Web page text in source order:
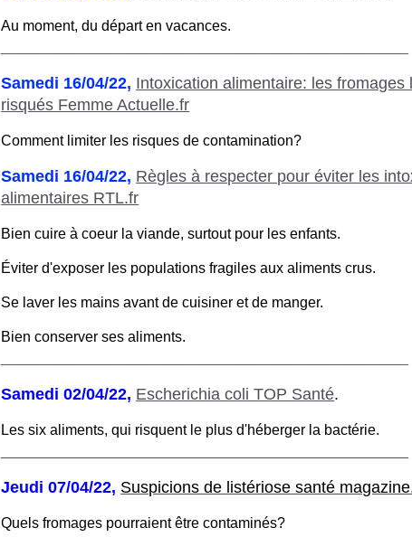
Au moment, du départ en vacances.
Samedi 16/04/22, Intoxication alimentaire: les fromages
risqués Femme Actuelle.fr
Comment limiter les risques de contamination?
Samedi 16/04/22, Règles à respecter pour éviter les
alimentaires RTL.fr
Bien cuire à coeur la viande, surtout pour les enfants.
Éviter d'exposer les populations fragiles aux aliments crus.
Se laver les mains avant de cuisiner et de manger.
Bien conserver ses aliments.
Samedi 02/04/22, Escherichia coli TOP Santé.
Les six aliments, qui risquent le plus d'héberger la bactérie.
Jeudi 07/04/22, Suspicions de listériose santé
Quels fromages pourraient être contaminés?